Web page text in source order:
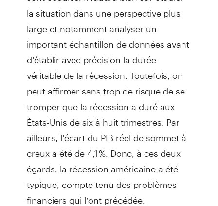
la situation dans une perspective plus
large et notamment analyser un
important échantillon de données avant
d’établir avec précision la durée
véritable de la récession. Toutefois, on
peut affirmer sans trop de risque de se
tromper que la récession a duré aux
États-Unis de six à huit trimestres. Par
ailleurs, l’écart du PIB réel de sommet à
creux a été de 4,1 %. Donc, à ces deux
égards, la récession américaine a été
typique, compte tenu des problèmes
financiers qui l’ont précédée.